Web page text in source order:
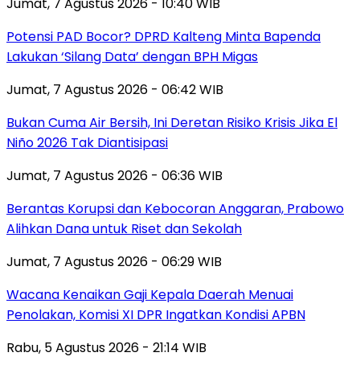
Potensi PAD Bocor? DPRD Kalteng Minta Bapenda
Lakukan ‘Silang Data’ dengan BPH Migas
Jumat, 7 Agustus 2026 - 06:42 WIB
Bukan Cuma Air Bersih, Ini Deretan Risiko Krisis Jika El
Niño 2026 Tak Diantisipasi
Jumat, 7 Agustus 2026 - 06:36 WIB
Berantas Korupsi dan Kebocoran Anggaran, Prabowo
Alihkan Dana untuk Riset dan Sekolah
Jumat, 7 Agustus 2026 - 06:29 WIB
Wacana Kenaikan Gaji Kepala Daerah Menuai
Penolakan, Komisi XI DPR Ingatkan Kondisi APBN
Rabu, 5 Agustus 2026 - 21:14 WIB